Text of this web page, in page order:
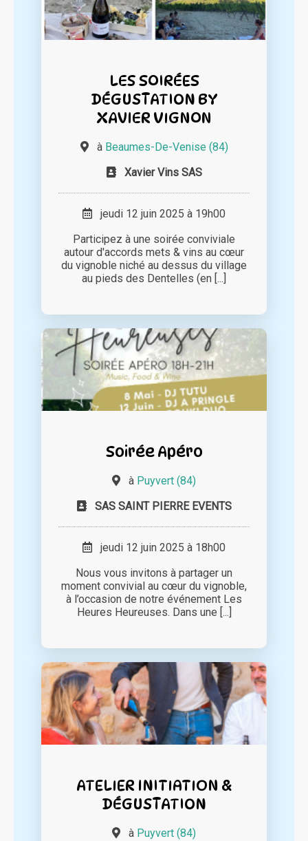
LES SOIRÉES
DÉGUSTATION BY
XAVIER VIGNON
à Beaumes-De-Venise (84)
Xavier Vins SAS
jeudi 12 juin 2025 à 19h00
Participez à une soirée conviviale
autour d'accords mets & vins au cœur
du vignoble niché au dessus du village
au pieds des Dentelles (en [...]
Soirée Apéro
à Puyvert (84)
SAS SAINT PIERRE EVENTS
jeudi 12 juin 2025 à 18h00
Nous vous invitons à partager un
moment convivial au cœur du vignoble,
à l’occasion de notre événement Les
Heures Heureuses. Dans une [...]
ATELIER INITIATION &
DÉGUSTATION
à Puyvert (84)